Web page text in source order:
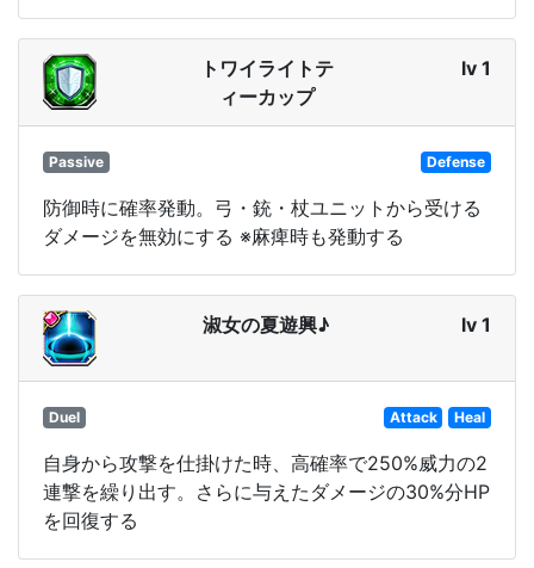
トワイライトテ
ィーカップ
lv 1
Passive Defense
防御時に確率発動。弓・銃・杖ユニットから受ける
ダメージを無効にする ※麻痺時も発動する
淑女の夏遊興♪ lv 1
Duel Attack Heal
自身から攻撃を仕掛けた時、高確率で250%威力の2
連撃を繰り出す。さらに与えたダメージの30%分HP
を回復する